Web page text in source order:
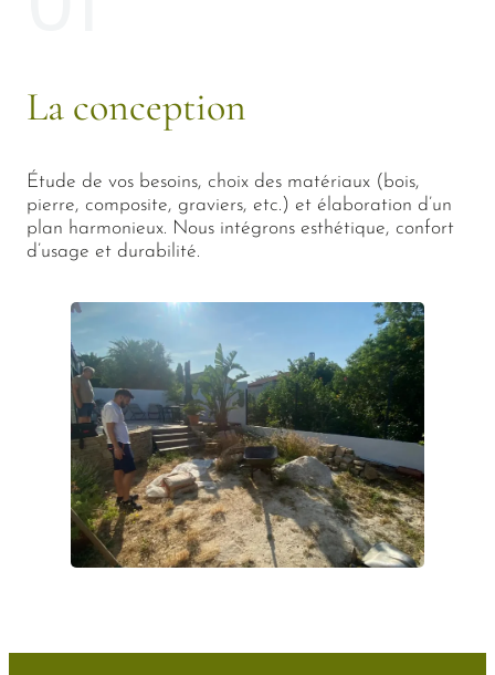
La conception
Étude de vos besoins, choix des matériaux (bois,
pierre, composite, graviers, etc.) et élaboration d’un
plan harmonieux. Nous intégrons esthétique, confort
d’usage et durabilité.